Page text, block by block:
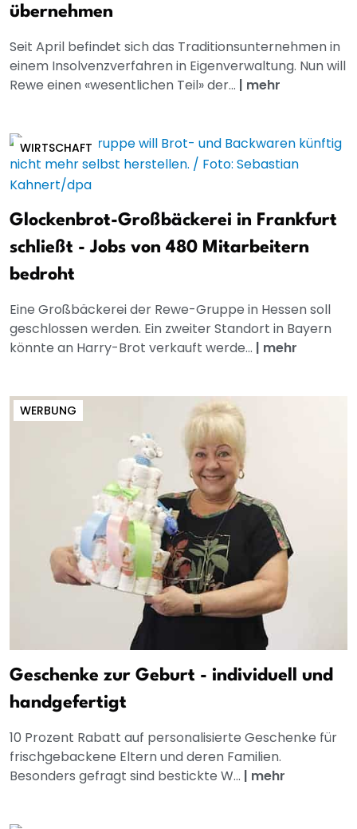
übernehmen
Seit April befindet sich das Traditionsunternehmen in
einem Insolvenzverfahren in Eigenverwaltung. Nun will
Rewe einen «wesentlichen Teil» der... | mehr
WIRTSCHAFT
Glockenbrot-Großbäckerei in Frankfurt
schließt - Jobs von 480 Mitarbeitern
bedroht
Eine Großbäckerei der Rewe-Gruppe in Hessen soll
geschlossen werden. Ein zweiter Standort in Bayern
könnte an Harry-Brot verkauft werde... | mehr
WERBUNG
Geschenke zur Geburt - individuell und
handgefertigt
10 Prozent Rabatt auf personalisierte Geschenke für
frischgebackene Eltern und deren Familien.
Besonders gefragt sind bestickte W... | mehr